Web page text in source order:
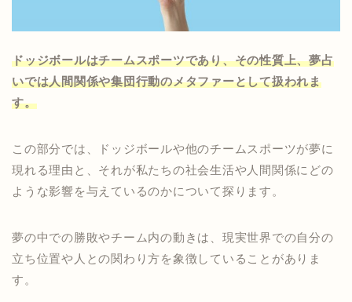
ドッジボールはチームスポーツであり、その性質上、夢占
いでは人間関係や集団行動のメタファーとして扱われま
す。
この部分では、ドッジボールや他のチームスポーツが夢に
現れる理由と、それが私たちの社会生活や人間関係にどの
ような影響を与えているのかについて探ります。
夢の中での勝敗やチーム内の動きは、現実世界での自分の
立ち位置や人との関わり方を象徴していることがありま
す。